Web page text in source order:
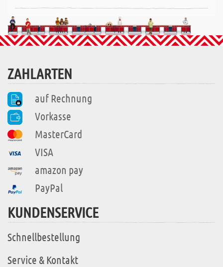
ZAHLARTEN
auf Rechnung
Vorkasse
MasterCard
VISA
amazon pay
PayPal
KUNDENSERVICE
Schnellbestellung
Service & Kontakt